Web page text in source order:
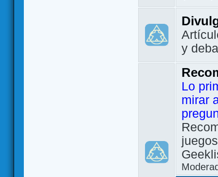
y
Lo
mirar